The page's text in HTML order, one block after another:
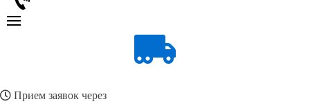
Прием заявок через